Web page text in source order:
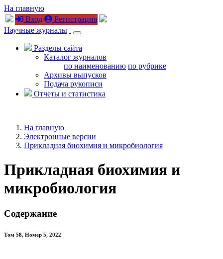
На главную
Вход
Регистрация
Научные журналы
Разделы сайта
Каталог журналов
по наименованию по рубрике
Архивы выпусков
Подача рукописи
Отчеты и статистика
На главную
Электронные версии
Прикладная биохимия и микробиология
Прикладная биохимия и
микробиология
Содержание
Том 58, Номер 5, 2022